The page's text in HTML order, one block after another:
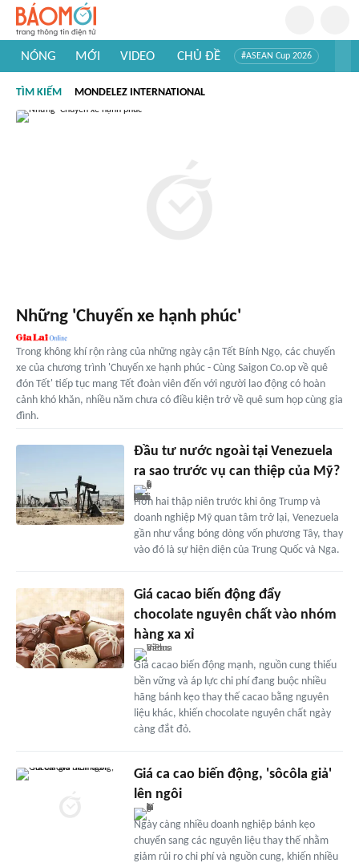
NÓNG MỚI VIDEO CHỦ ĐỀ #ASEAN Cup 2026
#Khám phá thế giới
TÌM KIẾM MONDELEZ INTERNATIONAL
Những 'Chuyến xe hạnh phúc'
Trong không khí rộn ràng của những ngày cận Tết Bính Ngọ, các chuyến
xe của chương trình 'Chuyến xe hạnh phúc - Cùng Saigon Co.op về quê
đón Tết' tiếp tục mang Tết đoàn viên đến với người lao động có hoàn
cảnh khó khăn, nhiều năm chưa có điều kiện trở về quê sum họp cùng gia
đình.
Đầu tư nước ngoài tại Venezuela
ra sao trước vụ can thiệp của Mỹ?
Hơn hai thập niên trước khi ông Trump và
doanh nghiệp Mỹ quan tâm trở lại, Venezuela
gần như vắng bóng dòng vốn phương Tây, thay
vào đó là sự hiện diện của Trung Quốc và Nga.
Giá cacao biến động đẩy
chocolate nguyên chất vào nhóm
hàng xa xỉ
Giá cacao biến động mạnh, nguồn cung thiếu
bền vững và áp lực chi phí đang buộc nhiều
hãng bánh kẹo thay thế cacao bằng nguyên
liệu khác, khiến chocolate nguyên chất ngày
càng đắt đỏ.
Giá ca cao biến động, 'sôcôla giả'
lên ngôi
Ngày càng nhiều doanh nghiệp bánh kẹo
chuyển sang các nguyên liệu thay thế nhằm
giảm rủi ro chi phí và nguồn cung, khiến nhiều